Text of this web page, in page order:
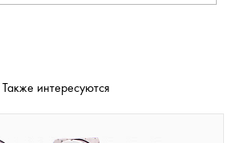
Также интересуются